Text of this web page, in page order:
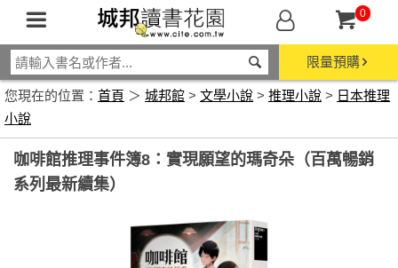
0
限量預購
您現在的位置： 首頁 ＞ 城邦館 > 文學小說 > 推理小說 > 日本推理
小說
咖啡館推理事件簿8：實現願望的瑪奇朵（百萬暢銷
系列最新續集）